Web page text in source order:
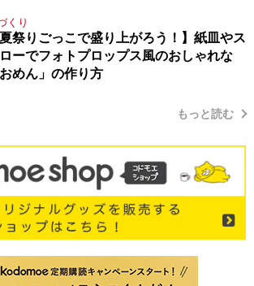
くり
夏祭りごっこで盛り上がろう！】紙皿やス
ローでフォトプロップス風のおしゃれな
おめん」の作り方
もっと読む